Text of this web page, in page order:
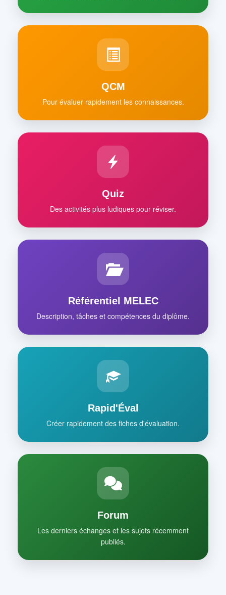
QCM
Pour évaluer rapidement les connaissances.
Quiz
Des activités plus ludiques pour réviser.
Référentiel MELEC
Description, tâches et compétences du diplôme.
Rapid'Éval
Créer rapidement des fiches d'évaluation.
Forum
Les derniers échanges et les sujets récemment
publiés.